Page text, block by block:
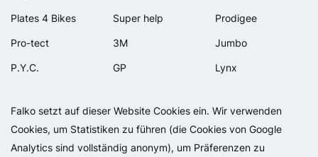
Falko setzt auf dieser Website Cookies ein. Wir verwenden
Cookies, um Statistiken zu führen (die Cookies von Google
Analytics sind vollständig anonym), um Präferenzen zu
Plates 4 Bikes
Pro-tect
P.Y.C.
Selle Orient
Simpla
Super help
3M
GP
Bellelli
Lamicall
Prodigee
Jumbo
Lynx
Motip